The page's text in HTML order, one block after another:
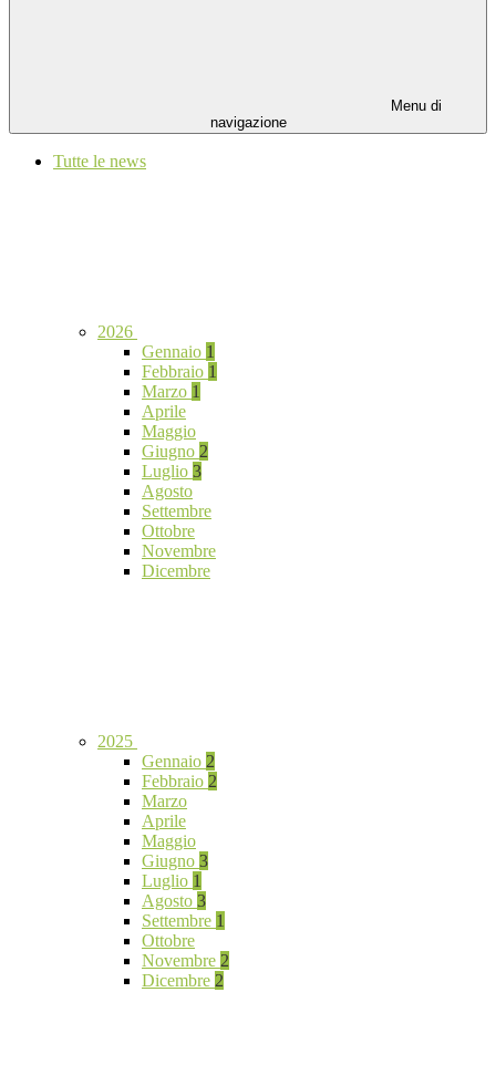
Menu di
navigazione
Tutte le news
2026
Gennaio 1
Febbraio 1
Marzo 1
Aprile
Maggio
Giugno 2
Luglio 3
Agosto
Settembre
Ottobre
Novembre
Dicembre
2025
Gennaio 2
Febbraio 2
Marzo
Aprile
Maggio
Giugno 3
Luglio 1
Agosto 3
Settembre 1
Ottobre
Novembre 2
Dicembre 2